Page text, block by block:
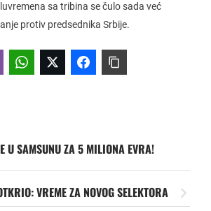
sa tribina se čulo sada već
protiv predsednika Srbije.
U SAMSUNU ZA 5 MILIONA EVRA!
VREME ZA NOVOG SELEKTORA